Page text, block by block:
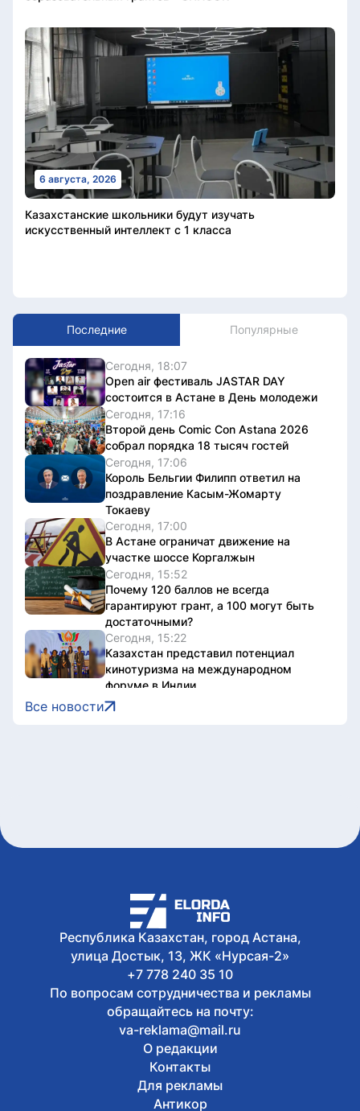
6 августа, 2026
Казахстанские школьники будут изучать
искусственный интеллект с 1 класса
Последние Популярные
Сегодня, 18:07
Open air фестиваль JASTAR DAY
состоится в Астане в День молодежи
Сегодня, 17:16
Второй день Comic Con Astana 2026
собрал порядка 18 тысяч гостей
Сегодня, 17:06
Король Бельгии Филипп ответил на
поздравление Касым-Жомарту
Токаеву
Сегодня, 17:00
В Астане ограничат движение на
участке шоссе Коргалжын
Сегодня, 15:52
Почему 120 баллов не всегда
гарантируют грант, а 100 могут быть
достаточными?
Сегодня, 15:22
Казахстан представил потенциал
кинотуризма на международном
форуме в Индии
Сегодня, 15:22
Жители Астаны получат возможность
Как очищают реку Есиль от
водорослей, тины и мусора в Астане
Все новости
Республика Казахстан, город Астана,
улица Достык, 13, ЖК «Нурсая-2»
+7 778 240 35 10
По вопросам сотрудничества и рекламы
обращайтесь на почту:
va-reklama@mail.ru
О редакции
Контакты
Для рекламы
Антикор